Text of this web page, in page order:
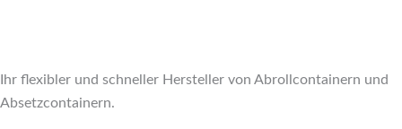
Ihr flexibler und schneller Hersteller von Abrollcontainern und
Absetzcontainern.